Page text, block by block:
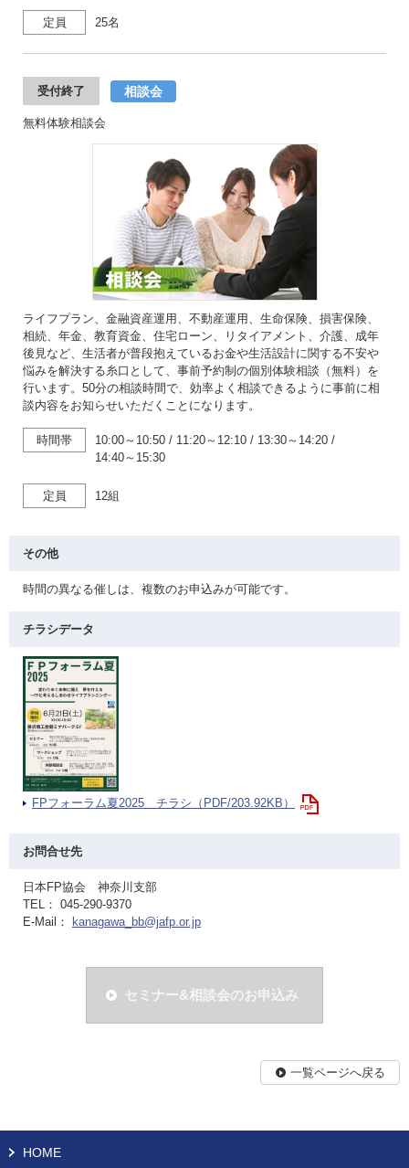
定員 25名
受付終了 相談会
無料体験相談会
ライフプラン、金融資産運用、不動産運用、生命保険、損害保険、
相続、年金、教育資金、住宅ローン、リタイアメント、介護、成年
後見など、生活者が普段抱えているお金や生活設計に関する不安や
悩みを解決する糸口として、事前予約制の個別体験相談（無料）を
行います。50分の相談時間で、効率よく相談できるように事前に相
談内容をお知らせいただくことになります。
時間帯 10:00～10:50 / 11:20～12:10 / 13:30～14:20 /
14:40～15:30
定員 12組
その他
時間の異なる催しは、複数のお申込みが可能です。
チラシデータ
FPフォーラム夏2025 チラシ（PDF/203.92KB）
お問合せ先
日本FP協会 神奈川支部
TEL： 045-290-9370
E-Mail：
kanagawa_bb@jafp.or.jp
セミナー&相談会のお申込み
一覧ページへ戻る
HOME